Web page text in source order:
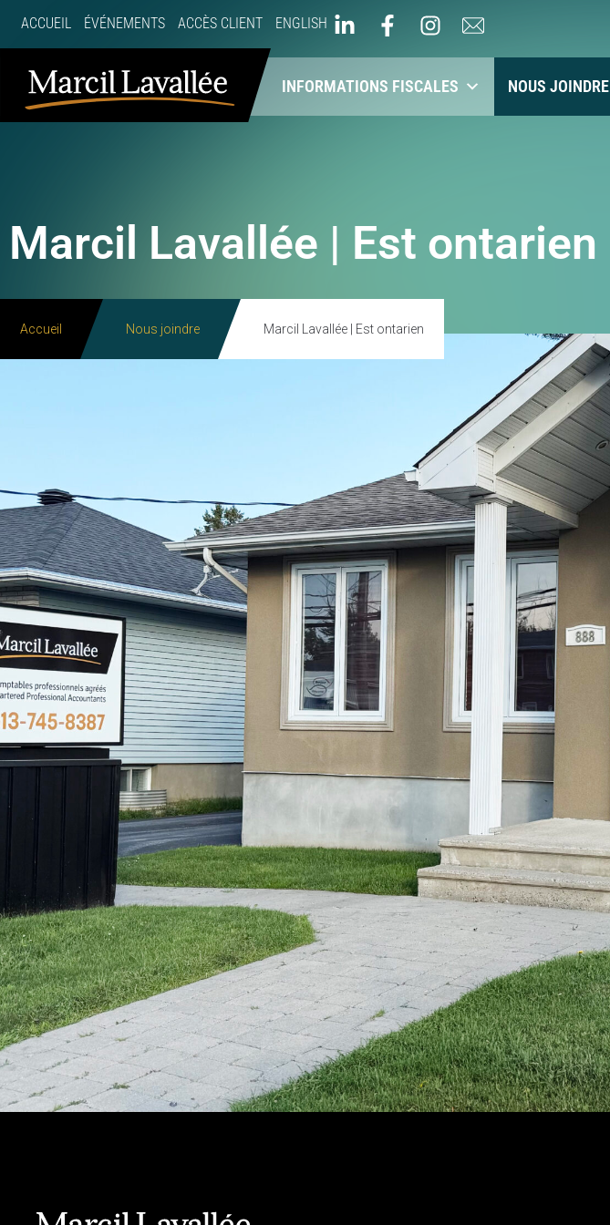
ACCUEIL ÉVÉNEMENTS ACCÈS CLIENT ENGLISH
À PROPOS NOS SERVICES INFORMATIONS FISCALES NOUS JOINDRE
Marcil Lavallée | Est ontarien
Accueil Nous joindre Marcil Lavallée | Est ontarien